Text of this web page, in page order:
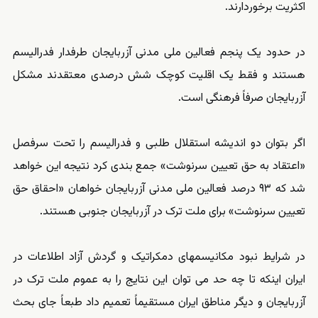
اکثریت برخوردارند.
در حدود یک پنجم فعالین ملی مدنی آزربایجان طرفدار فدرالیسم
هستند و فقط یک اقلیت کوچک شش درصدی معتقدند مشکل
آزربایجان صرفاً فرهنگی است.
اگر بتوان دو اندیشه استقلال طلبی و فدرالیسم را تحت سرفصل
«اعتقاد به حق تعیین سرنوشت» جمع بندی کرد نتیجه این خواهد
شد که ۹۳ درصد فعالین ملی مدنی آزربایجان خواهان «احقاق حق
تعیین سرنوشت» برای ملت ترک در آزربایجان جنوبی هستند.
در شرایط نبود مکانیسمهای دمکراتیک و گردش آزاد اطلاعات در
ایران اینکه تا چه حد می توان این نتایج را به عموم ملت ترک در
آزربایجان و دیگر مناطق ایران مستقیماً تعمیم داد طبعاً جای بحث